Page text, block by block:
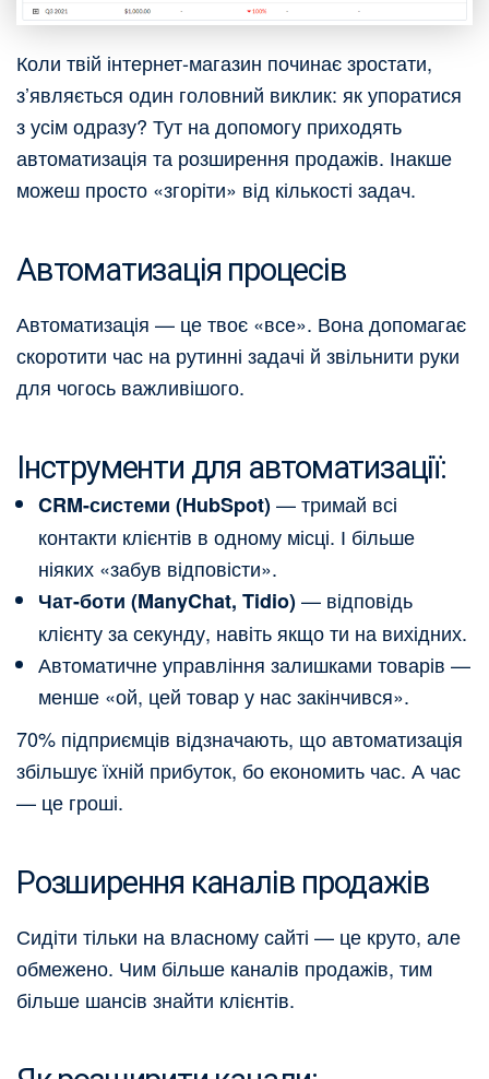
Коли твій інтернет-магазин починає зростати,
з’являється один головний виклик: як упоратися
з усім одразу? Тут на допомогу приходять
автоматизація та розширення продажів. Інакше
можеш просто «згоріти» від кількості задач.
Автоматизація процесів
Автоматизація — це твоє «все». Вона допомагає
скоротити час на рутинні задачі й звільнити руки
для чогось важливішого.
Інструменти для автоматизації:
CRM-системи (HubSpot)— тримай всі
контакти клієнтів в одному місці. І більше
ніяких «забув відповісти».
Чат-боти (ManyChat, Tidio)— відповідь
клієнту за секунду, навіть якщо ти на вихідних.
Автоматичне управління залишками товарів —
менше «ой, цей товар у нас закінчився».
70% підприємців відзначають, що автоматизація
збільшує їхній прибуток, бо економить час. А час
— це гроші.
Розширення каналів продажів
Сидіти тільки на власному сайті — це круто, але
обмежено. Чим більше каналів продажів, тим
більше шансів знайти клієнтів.